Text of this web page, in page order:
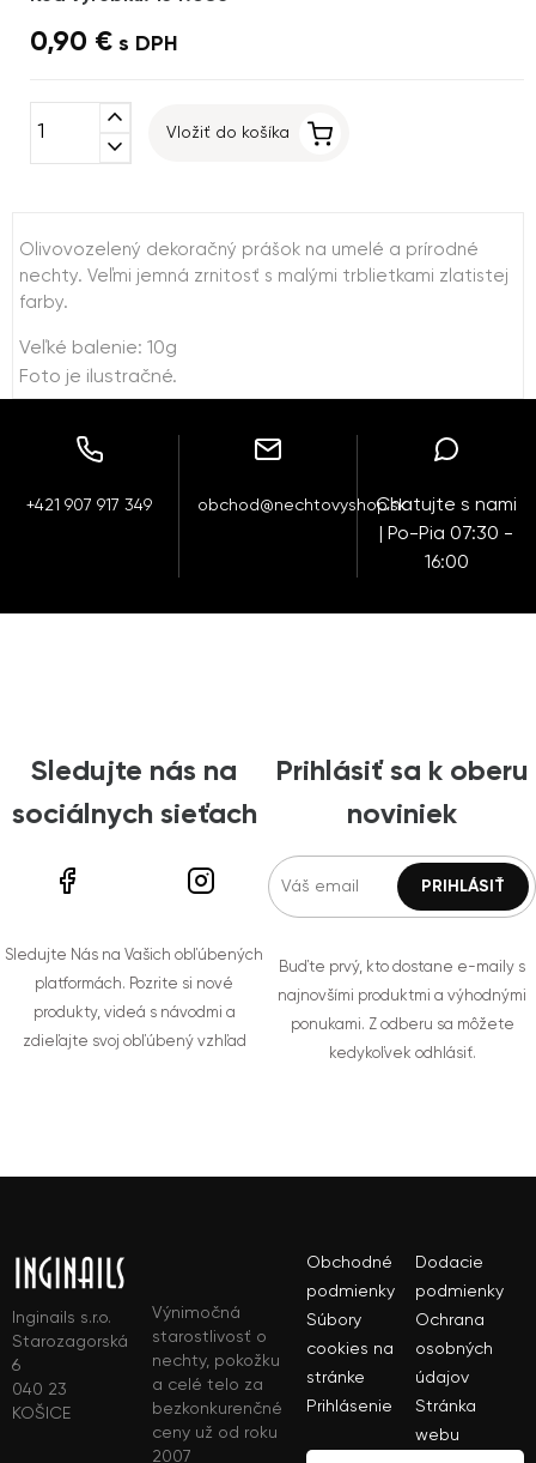
0,90 € s DPH
expand_less
expand_more
Vložiť do košíka
Olivovozelený dekoračný prášok na umelé a prírodné
nechty. Veľmi jemná zrnitosť s malými trblietkami zlatistej
farby.
Veľké balenie: 10g
Foto je ilustračné.
+421 907 917 349 obchod@nechtovyshop.skChatujte s nami
| Po-Pia 07:30 -
16:00
Sledujte nás na
sociálnych sieťach
Sledujte Nás na Vašich obľúbených
platformách. Pozrite si nové
produkty, videá s návodmi a
zdieľajte svoj obľúbený vzhľad
Prihlásiť sa k oberu
noviniek
Buďte prvý, kto dostane e-maily s
najnovšími produktmi a výhodnými
ponukami. Z odberu sa môžete
kedykoľvek odhlásiť.
Inginails s.r.o.
Starozagorská
6
040 23
KOŠICE
Výnimočná
starostlivosť o
nechty, pokožku
a celé telo za
bezkonkurenčné
ceny už od roku
2007
Obchodné
podmienky
Dodacie
podmienky
Súbory
cookies na
stránke
Ochrana
osobných
údajov
Prihlásenie
Stránka
webu